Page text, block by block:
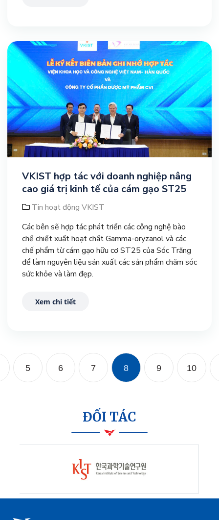
VKIST hợp tác với doanh nghiệp nâng
cao giá trị kinh tế của cám gạo ST25
Tin hoạt động VKIST
Các bên sẽ hợp tác phát triển các công nghệ bào
chế chiết xuất hoạt chất Gamma-oryzanol và các
chế phẩm từ cám gạo hữu cơ ST25 của Sóc Trăng
để làm nguyên liệu sản xuất các sản phẩm chăm sóc
sức khỏe và làm đẹp.
Xem chi tiết
5 6 7 8 9 10
ĐỐI TÁC